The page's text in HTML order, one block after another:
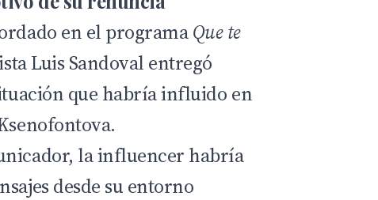
en el programaQue te
Luis Sandoval entregó
que habría influido en
la influencer habría
desde su entorno